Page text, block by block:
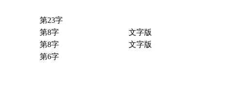
第23字
第8字
文字版
第8字
文字版
第6字